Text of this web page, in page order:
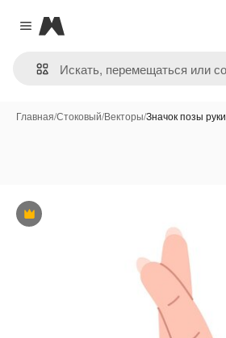
Close menu
Magnific
Главная/Стоковый/Векторы/Значок позы руки
Премиум